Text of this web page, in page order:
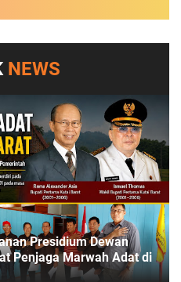
NEWS
Presidium Dewan
Penjaga Marwah Adat di